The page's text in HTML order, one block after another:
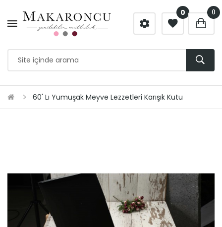
0 0
60' Lı Yumuşak Meyve Lezzetleri Karışık Kutu